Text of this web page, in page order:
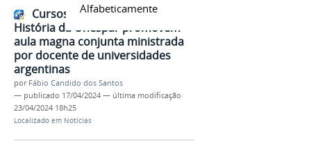
Alfabeticamente
Cursos de graduação e pós em
História da Unespar promovem
aula magna conjunta ministrada
por docente de universidades
argentinas
por Fábio Candido dos Santos
— publicado 17/04/2024 — última modificação
23/04/2024 18h25
Localizado em Notícias